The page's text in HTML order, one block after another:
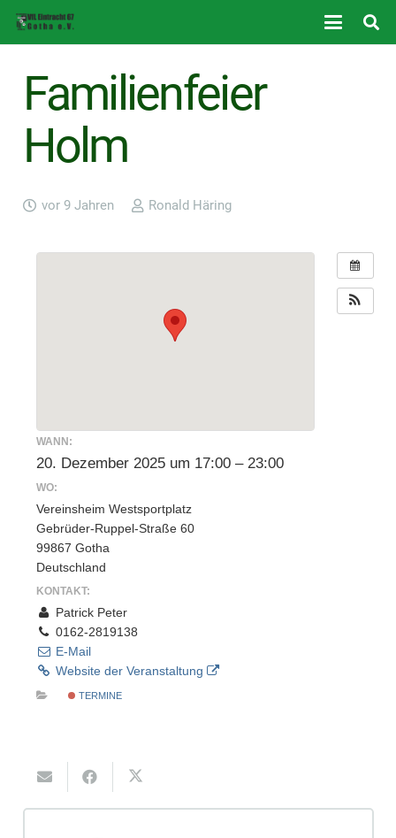
Familienfeier
Holm
vor 9 Jahren Ronald Häring
WANN:
20. Dezember 2025 um 17:00 – 23:00
WO:
Vereinsheim Westsportplatz
Gebrüder-Ruppel-Straße 60
99867 Gotha
Deutschland
KONTAKT:
Patrick Peter
0162-2819138
E-Mail
Website der Veranstaltung
TERMINE